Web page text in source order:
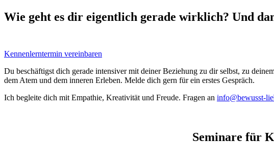
Wie geht es dir eigentlich gerade wirklich? Und
Kennenlerntermin vereinbaren
Du beschäftigst dich gerade intensiver mit deiner Beziehung zu dir selbst, zu
dem Atem und dem inneren Erleben. Melde dich gern für ein erstes Gespräch.
Ich begleite dich mit Empathie, Kreativität und Freude. Fragen an info@bewusst-
Seminare für